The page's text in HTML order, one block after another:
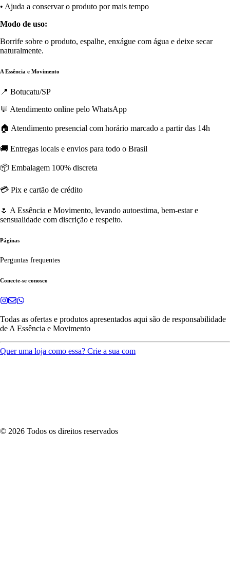
• Ajuda a conservar o produto por mais tempo
Modo de uso:
Borrife sobre o produto, espalhe, enxágue com água e deixe secar
naturalmente.
A Essência e Movimento
📍 Botucatu/SP
💬 Atendimento online pelo WhatsApp
🏠 Atendimento presencial com horário marcado a partir das 14h
🚚 Entregas locais e envios para todo o Brasil
📦 Embalagem 100% discreta
💳 Pix e cartão de crédito
🌷 A Essência e Movimento, levando autoestima, bem-estar e
sensualidade com discrição e respeito.
Páginas
Perguntas frequentes
Conecte-se conosco
Todas as ofertas e produtos apresentados aqui são de responsabilidade
de A Essência e Movimento
Quer uma loja como essa? Crie a sua com
© 2026 Todos os direitos reservados